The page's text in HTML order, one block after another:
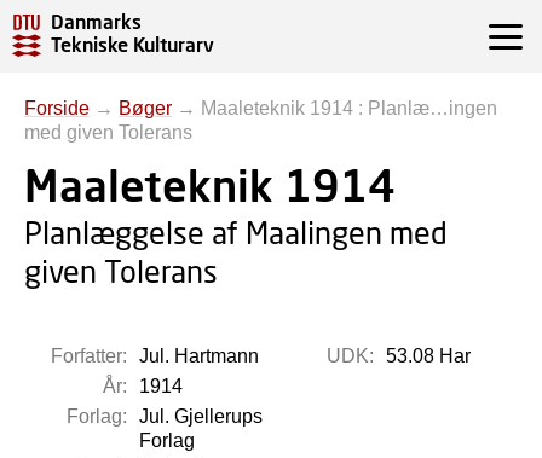
Danmarks
Tekniske Kulturarv
Forside → Bøger → Maaleteknik 1914 : Planlæ…ingen
med given Tolerans
Maaleteknik 1914
Planlæggelse af Maalingen med
given Tolerans
Forfatter:
Jul. Hartmann
År:
1914
Forlag:
Jul. Gjellerups
Forlag
UDK: 53.08 Har